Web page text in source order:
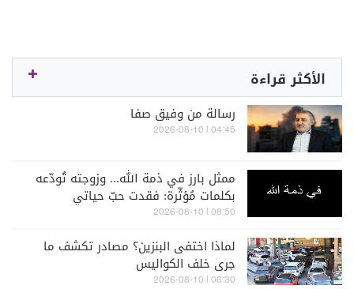
الأكثر قراءة
رسالة من وفيق صفا
04:45 | 2026-08-10
ممثل بارز في ذمة الله... وزوجته تُودّعه
بكلمات مُؤثّرة: فقدت حبّ حياتي
08:50 | 2026-08-10
لماذا اختفى البنزين؟ مصادر تكشف ما
جرى خلف الكواليس
06:30 | 2026-08-10